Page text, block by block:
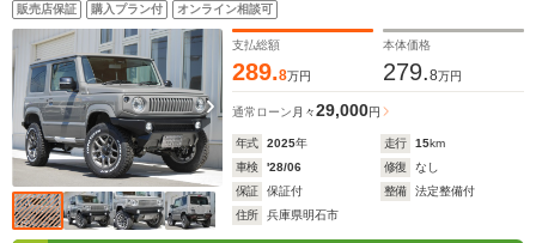
販売店保証 購入プラン付 オンライン相談可
支払総額
289.8万円
本体価格
279.8万円
通常ローン 月々29,000円
年式 2025年 走行 15km
車検
'28/06 修復
なし
保証
保証付 整備
法定整備付
住所
兵庫県明石市